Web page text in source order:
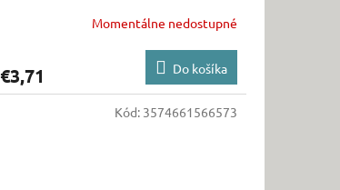
Momentálne nedostupné
€3,71 Do košíka
Kód: 3574661566573